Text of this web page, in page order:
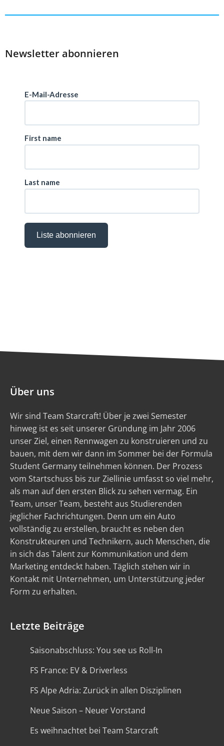
Newsletter abonnieren
Über uns
Wir sind Team Starcraft! Über je zwei Semester
hinweg ist es seit unserer Gründung im Jahr 2006
unser Ziel, einen Rennwagen zu konstruieren und zu
bauen, mit dem wir dann im Sommer bei der Formula
Student Germany teilnehmen können. Der Prozess
vom Startschuss bis zur Ziellinie umfasst so viel mehr,
als man auf den ersten Blick zu sehen vermag. Ein
Team, unser Team, besteht aus Studierenden
jeglicher Fachrichtungen. Denn um ein Auto
vollständig zu erstellen, braucht es neben den
Konstrukteuren und Technikern, auch Menschen, die
in sich das Talent zur Kommunikation und dem
Marketing entdeckt haben. Täglich stehen wir in
Kontakt mit Unternehmen, um Unterstützung jeder
Form zu erhalten.
Letzte Beiträge
Saisonabschluss: You see us Roll-In
FS France: EV & Driverless
FS Alpe Adria: Zurück in allen Disziplinen
Neue Saison – Neuer Vorstand
Es weihnachtet bei Team Starcraft